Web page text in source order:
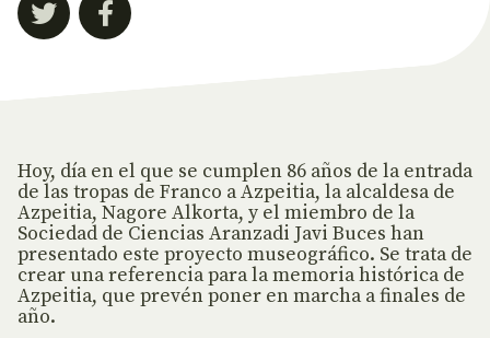
Hoy, día en el que se cumplen 86 años de la entrada
de las tropas de Franco a Azpeitia, la alcaldesa de
Azpeitia, Nagore Alkorta, y el miembro de la
Sociedad de Ciencias Aranzadi Javi Buces han
presentado este proyecto museográfico. Se trata de
crear una referencia para la memoria histórica de
Azpeitia, que prevén poner en marcha a finales de
año.